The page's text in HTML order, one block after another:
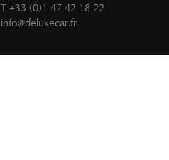
T +33 (0)1 47 42 18 22
info@deluxecar.fr